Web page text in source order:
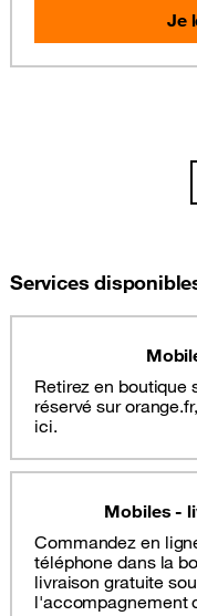
Je
Services
Retirez en boutique
réservé sur
ici.
Mobiles -
Commandez en
téléphone dans la
livraison gratuite
l'accompagnement